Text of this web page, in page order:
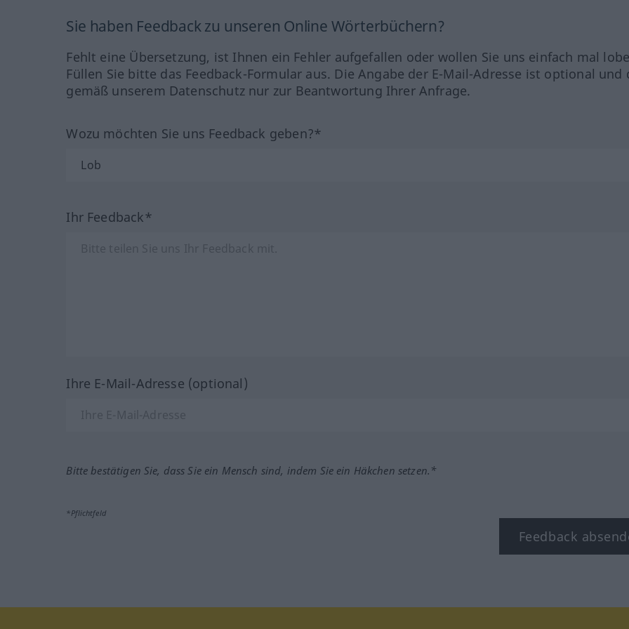
Sie haben Feedback zu unseren Online Wörterbüchern?
Fehlt eine Übersetzung, ist Ihnen ein Fehler aufgefallen oder wollen Sie uns einfach mal
Füllen Sie bitte das Feedback-Formular aus. Die Angabe der E-Mail-Adresse ist optional und
gemäß unserem Datenschutz nur zur Beantwortung Ihrer Anfrage.
Wozu möchten Sie uns Feedback geben?*
Ihr Feedback*
Ihre E-Mail-Adresse (optional)
Bitte bestätigen Sie, dass Sie ein Mensch sind, indem Sie ein Häkchen setzen.*
*Pflichtfeld
Feedback